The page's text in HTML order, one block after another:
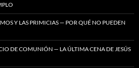
Y LAS PRIMICIAS — POR QUÉ NO PUEDEN
DE COMUNIÓN — LA ÚLTIMA CENA DE JESÚS